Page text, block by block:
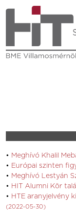
Meghívó Khalil
Európai szinten
Meghívó Lestyán
HIT Alumni Kör
HTE aranyjelvény
(2022-05-30)